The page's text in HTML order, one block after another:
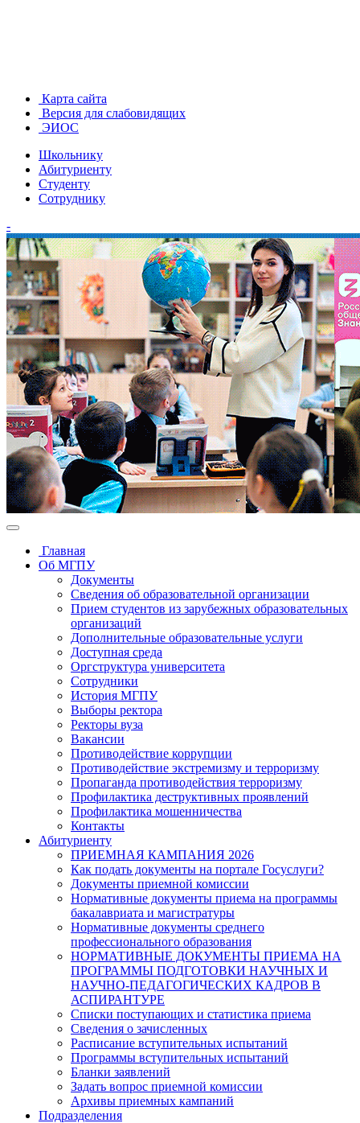
Карта сайта
Версия для слабовидящих
ЭИОС
Школьнику
Абитуриенту
Студенту
Сотруднику
-
Главная
Об МГПУ
Документы
Сведения об образовательной организации
Прием студентов из зарубежных образовательных
организаций
Дополнительные образовательные услуги
Доступная среда
Оргструктура университета
Сотрудники
История МГПУ
Выборы ректора
Ректоры вуза
Вакансии
Противодействие коррупции
Противодействие экстремизму и терроризму
Пропаганда противодействия терроризму
Профилактика деструктивных проявлений
Профилактика мошенничества
Контакты
Абитуриенту
ПРИЕМНАЯ КАМПАНИЯ 2026
Как подать документы на портале Госуслуги?
Документы приемной комиссии
Нормативные документы приема на программы
бакалавриата и магистратуры
Нормативные документы среднего
профессионального образования
НОРМАТИВНЫЕ ДОКУМЕНТЫ ПРИЕМА НА
ПРОГРАММЫ ПОДГОТОВКИ НАУЧНЫХ И
НАУЧНО-ПЕДАГОГИЧЕСКИХ КАДРОВ В
АСПИРАНТУРЕ
Списки поступающих и статистика приема
Сведения о зачисленных
Расписание вступительных испытаний
Программы вступительных испытаний
Бланки заявлений
Задать вопрос приемной комиссии
Архивы приемных кампаний
Подразделения